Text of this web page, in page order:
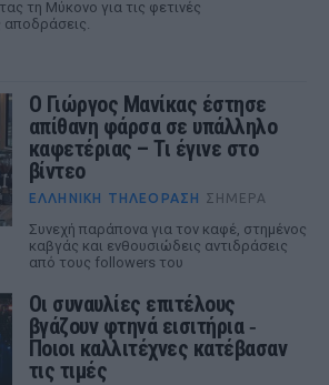
τη Μύκονο για τις φετινές
αποδράσεις.
Ο Γιώργος Μανίκας έστησε
απίθανη φάρσα σε υπάλληλο
καφετέριας – Τι έγινε στο
βίντεο
ΕΛΛΗΝΙΚΉ ΤΗΛΕΌΡΑΣΗ ΣΉΜΕΡΑ
Συνεχή παράπονα για τον καφέ, στημένος
καβγάς και ενθουσιώδεις αντιδράσεις
από τους followers του
Οι συναυλίες επιτέλους
βγάζουν φτηνά εισιτήρια ‑
Ποιοι καλλιτέχνες κατέβασαν
τις τιμές